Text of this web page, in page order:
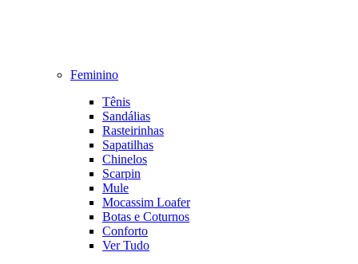
Feminino
Tênis
Sandálias
Rasteirinhas
Sapatilhas
Chinelos
Scarpin
Mule
Mocassim Loafer
Botas e Coturnos
Conforto
Ver Tudo